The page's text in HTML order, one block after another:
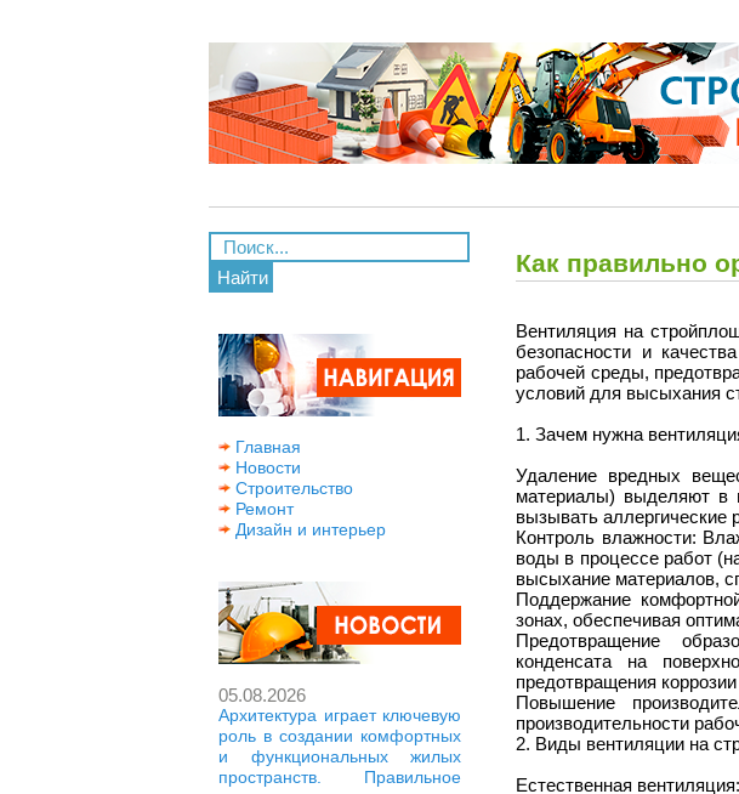
Найти
Главная
Новости
Строительство
Ремонт
Дизайн и интерьер
05.08.2026
Архитектура играет ключевую
роль в создании комфортных
и функциональных жилых
пространств. Правильное
Как правильно
Вентиляция на
безопасности и
рабочей среды,
условий для высыхания
1. Зачем нужна
Удаление вредных
материалы) выделяют в
вызывать аллергические
Контроль влажности:
воды в процессе работ
высыхание материалов,
Поддержание
зонах, обеспечивая
Предотвращение
конденсата на
предотвращения
Повышение
производительности
2. Виды вентиляции на
Естественная вентиляция: